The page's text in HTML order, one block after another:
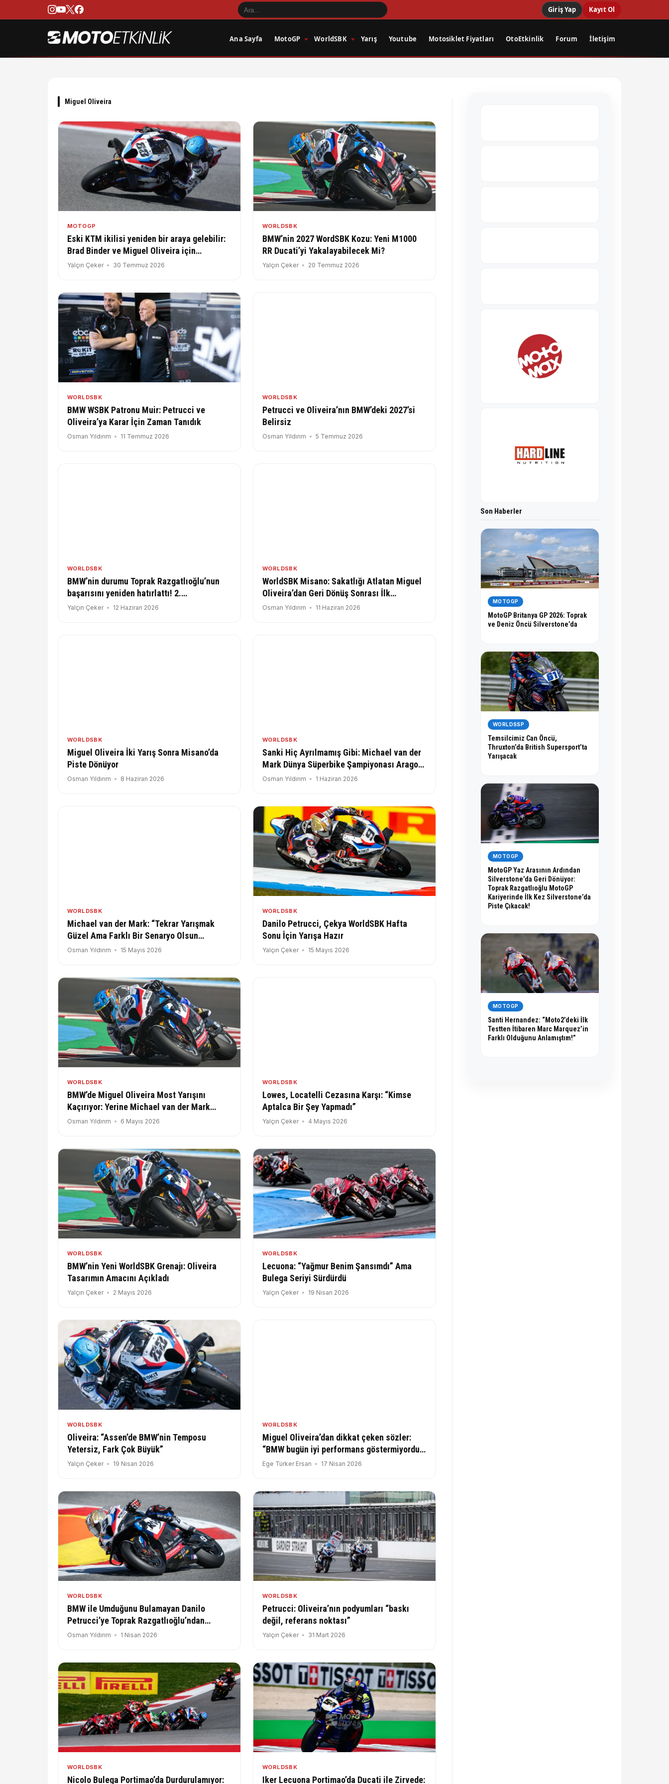
Giriş Yap Kayıt Ol
Ana Sayfa MotoGP WorldSBK Yarış Youtube Motosiklet Fiyatları OtoEtkinlik Forum İletişim
Miguel Oliveira
MOTOGP
Eski KTM ikilisi yeniden bir araya gelebilir:
Brad Binder ve Miguel Oliveira için
WorldSBK iddiası
Yalçın Çeker 30 Temmuz 2026
WORLDSBK
BMW’nin 2027 WordSBK Kozu: Yeni M1000
RR Ducati’yi Yakalayabilecek Mi?
Yalçın Çeker 20 Temmuz 2026
WORLDSBK
BMW WSBK Patronu Muir: Petrucci ve
Oliveira’ya Karar İçin Zaman Tanıdık
Osman Yıldırım 11 Temmuz 2026
WORLDSBK
Petrucci ve Oliveira’nın BMW’deki 2027’si
Belirsiz
Osman Yıldırım 5 Temmuz 2026
WORLDSBK
BMW’nin durumu Toprak Razgatlıoğlu’nun
başarısını yeniden hatırlattı! 2.
Antrenmanlarda Bulega Yine Lider
Yalçın Çeker 12 Haziran 2026
WORLDSBK
WorldSBK Misano: Sakatlığı Atlatan Miguel
Oliveira’dan Geri Dönüş Sonrası İlk
Açıklamalar!
Osman Yıldırım 11 Haziran 2026
WORLDSBK
Miguel Oliveira İki Yarış Sonra Misano’da
Piste Dönüyor
Osman Yıldırım 8 Haziran 2026
WORLDSBK
Sanki Hiç Ayrılmamış Gibi: Michael van der
Mark Dünya Süperbike Şampiyonası Aragon
Ayağında BMW ile Parladı
Osman Yıldırım 1 Haziran 2026
WORLDSBK
Michael van der Mark: “Tekrar Yarışmak
Güzel Ama Farklı Bir Senaryo Olsun
İsterdim”
Osman Yıldırım 15 Mayıs 2026
WORLDSBK
Danilo Petrucci, Çekya WorldSBK Hafta
Sonu İçin Yarışa Hazır
Yalçın Çeker 15 Mayıs 2026
WORLDSBK
BMW’de Miguel Oliveira Most Yarışını
Kaçırıyor: Yerine Michael van der Mark
Yarışacak
Osman Yıldırım 6 Mayıs 2026
WORLDSBK
Lowes, Locatelli Cezasına Karşı: “Kimse
Aptalca Bir Şey Yapmadı”
Yalçın Çeker 4 Mayıs 2026
WORLDSBK
BMW’nin Yeni WorldSBK Grenajı: Oliveira
Tasarımın Amacını Açıkladı
Yalçın Çeker 2 Mayıs 2026
WORLDSBK
Lecuona: “Yağmur Benim Şansımdı” Ama
Bulega Seriyi Sürdürdü
Yalçın Çeker 19 Nisan 2026
WORLDSBK
Oliveira: “Assen’de BMW’nin Temposu
Yetersiz, Fark Çok Büyük”
Yalçın Çeker 19 Nisan 2026
WORLDSBK
Miguel Oliveira’dan dikkat çeken sözler:
“BMW bugün iyi performans göstermiyordu,
MotoGP’de olmak daha eğlenceliydi”
Ege Türker Ersan 17 Nisan 2026
WORLDSBK
BMW ile Umduğunu Bulamayan Danilo
Petrucci’ye Toprak Razgatlıoğlu’ndan
Destek Mesajı
Osman Yıldırım 1 Nisan 2026
WORLDSBK
Petrucci: Oliveira’nın podyumları “baskı
değil, referans noktası”
Yalçın Çeker 31 Mart 2026
WORLDSBK
Nicolo Bulega Portimao’da Durdurulamıyor:
WORLDSBK
Iker Lecuona Portimao’da Ducati ile Zirvede:
Son Haberler
MOTOGP
MotoGP Britanya GP 2026: Toprak
ve Deniz Öncü Silverstone’da
WORLDSSP
Temsilcimiz Can Öncü,
Thruxton’da British Supersport’ta
Yarışacak
MOTOGP
MotoGP Yaz Arasının Ardından
Silverstone’da Geri Dönüyor:
Toprak Razgatlıoğlu MotoGP
Kariyerinde İlk Kez Silverstone’da
Piste Çıkacak!
MOTOGP
Santi Hernandez: “Moto2’deki İlk
Testten İtibaren Marc Marquez’in
Farklı Olduğunu Anlamıştım!”